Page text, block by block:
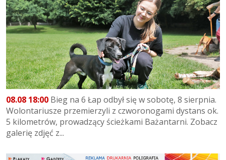
08.08 18:00 Bieg na 6 Łap odbył się w sobotę, 8 sierpnia.
Wolontariusze przemierzyli z czworonogami dystans ok.
5 kilometrów, prowadzący ścieżkami Bażantarni. Zobacz
galerię zdjęć z...